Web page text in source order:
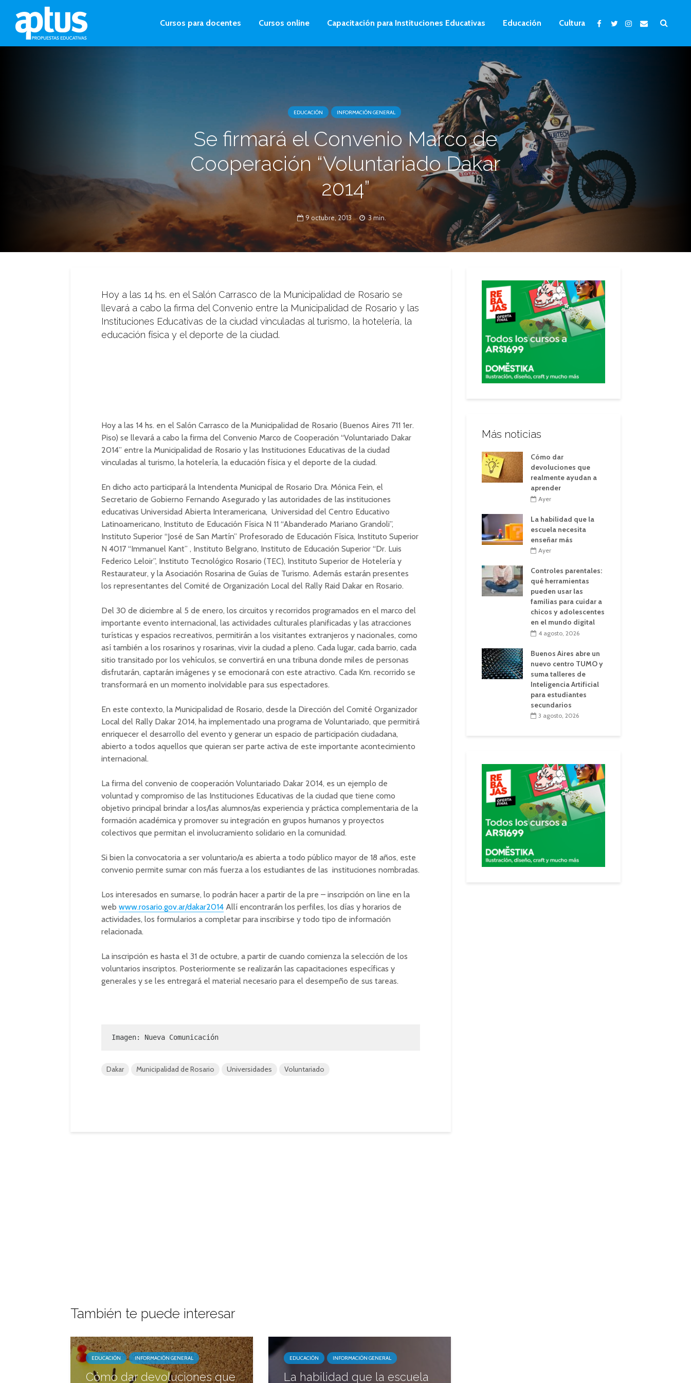
Cursos para docentes Cursos online Capacitación para Instituciones Educativas Educación Cultura
EDUCACIÓN INFORMACIÓN GENERAL
Se firmará el Convenio Marco de
Cooperación “Voluntariado Dakar
2014”
9 octubre, 2013 3 min.
Hoy a las 14 hs. en el Salón Carrasco de la Municipalidad de Rosario se
llevará a cabo la firma del Convenio entre la Municipalidad de Rosario y las
Instituciones Educativas de la ciudad vinculadas al turismo, la hotelería, la
educación física y el deporte de la ciudad.
Hoy a las 14 hs. en el Salón Carrasco de la Municipalidad de Rosario (Buenos Aires 711 1er.
Piso) se llevará a cabo la firma del Convenio Marco de Cooperación “Voluntariado Dakar
2014” entre la Municipalidad de Rosario y las Instituciones Educativas de la ciudad
vinculadas al turismo, la hotelería, la educación física y el deporte de la ciudad.
En dicho acto participará la Intendenta Municipal de Rosario Dra. Mónica Fein, el
Secretario de Gobierno Fernando Asegurado y las autoridades de las instituciones
educativas Universidad Abierta Interamericana, Universidad del Centro Educativo
Latinoamericano, Instituto de Educación Física N 11 “Abanderado Mariano Grandoli”,
Instituto Superior “José de San Martín” Profesorado de Educación Física, Instituto Superior
N 4017 “Immanuel Kant” , Instituto Belgrano, Instituto de Educación Superior “Dr. Luis
Federico Leloir”, Instituto Tecnológico Rosario (TEC), Instituto Superior de Hotelería y
Restaurateur, y la Asociación Rosarina de Guías de Turismo. Además estarán presentes
los representantes del Comité de Organización Local del Rally Raid Dakar en Rosario.
Del 30 de diciembre al 5 de enero, los circuitos y recorridos programados en el marco del
importante evento internacional, las actividades culturales planificadas y las atracciones
turísticas y espacios recreativos, permitirán a los visitantes extranjeros y nacionales, como
así también a los rosarinos y rosarinas, vivir la ciudad a pleno. Cada lugar, cada barrio, cada
sitio transitado por los vehículos, se convertirá en una tribuna donde miles de personas
disfrutarán, captarán imágenes y se emocionará con este atractivo. Cada Km. recorrido se
transformará en un momento inolvidable para sus espectadores.
En este contexto, la Municipalidad de Rosario, desde la Dirección del Comité Organizador
Local del Rally Dakar 2014, ha implementado una programa de Voluntariado, que permitirá
enriquecer el desarrollo del evento y generar un espacio de participación ciudadana,
abierto a todos aquellos que quieran ser parte activa de este importante acontecimiento
internacional.
La firma del convenio de cooperación Voluntariado Dakar 2014, es un ejemplo de
voluntad y compromiso de las Instituciones Educativas de la ciudad que tiene como
objetivo principal brindar a los/las alumnos/as experiencia y práctica complementaria de la
formación académica y promover su integración en grupos humanos y proyectos
colectivos que permitan el involucramiento solidario en la comunidad.
Si bien la convocatoria a ser voluntario/a es abierta a todo público mayor de 18 años, este
convenio permite sumar con más fuerza a los estudiantes de las instituciones nombradas.
Los interesados en sumarse, lo podrán hacer a partir de la pre – inscripción on line en la
web www.rosario.gov.ar/dakar2014 Allí encontrarán los perfiles, los días y horarios de
actividades, los formularios a completar para inscribirse y todo tipo de información
relacionada.
La inscripción es hasta el 31 de octubre, a partir de cuando comienza la selección de los
voluntarios inscriptos. Posteriormente se realizarán las capacitaciones específicas y
generales y se les entregará el material necesario para el desempeño de sus tareas.
Imagen: Nueva Comunicación
Dakar Municipalidad de Rosario Universidades Voluntariado
También te puede interesar
EDUCACIÓN INFORMACIÓN GENERAL
Cómo dar devoluciones que
EDUCACIÓN INFORMACIÓN GENERAL
La habilidad que la escuela
Más noticias
Cómo dar
devoluciones que
realmente ayudan a
aprender
Ayer
La habilidad que la
escuela necesita
enseñar más
Ayer
Controles parentales:
qué herramientas
pueden usar las
familias para cuidar a
chicos y adolescentes
en el mundo digital
4 agosto, 2026
Buenos Aires abre un
nuevo centro TUMO y
suma talleres de
Inteligencia Artificial
para estudiantes
secundarios
3 agosto, 2026